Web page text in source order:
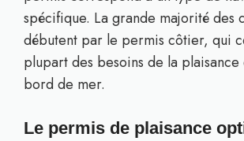
spécifique. La grande majorité des
débutent par le permis côtier, qui
plupart des besoins de la
bord de mer.
Le permis de plaisance